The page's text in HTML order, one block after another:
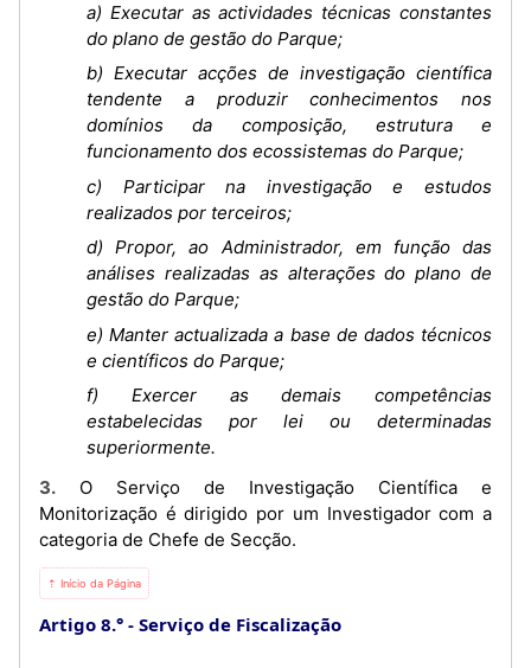
a) Executar as actividades técnicas constantes
do plano de gestão do Parque;
b) Executar acções de investigação científica
tendente a produzir conhecimentos nos
domínios da composição, estrutura e
funcionamento dos ecossistemas do Parque;
c) Participar na investigação e estudos
realizados por terceiros;
d) Propor, ao Administrador, em função das
análises realizadas as alterações do plano de
gestão do Parque;
e) Manter actualizada a base de dados técnicos
e científicos do Parque;
f) Exercer as demais competências
estabelecidas por lei ou determinadas
superiormente.
3. O Serviço de Investigação Científica e
Monitorização é dirigido por um Investigador com a
categoria de Chefe de Secção.
⇡ Início da Página
Artigo 8.° Serviço de Fiscalização